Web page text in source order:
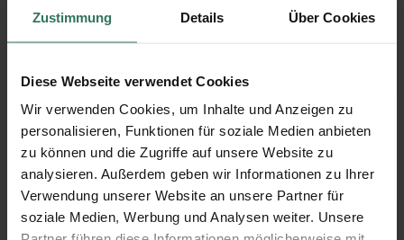
Zustimmung Details Über Cookies
Diese Webseite verwendet Cookies
Wir verwenden Cookies, um Inhalte und Anzeigen zu
personalisieren, Funktionen für soziale Medien anbieten
zu können und die Zugriffe auf unsere Website zu
analysieren. Außerdem geben wir Informationen zu Ihrer
Verwendung unserer Website an unsere Partner für
soziale Medien, Werbung und Analysen weiter. Unsere
52511 Geilenkirchen
Roermonder Straße 60
52525 Heinsberg